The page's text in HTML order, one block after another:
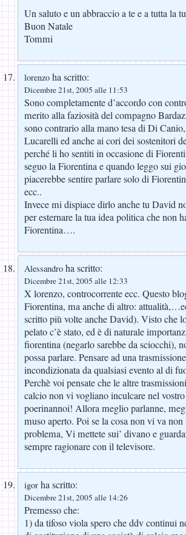
Un saluto e un abbraccio a te e a tutta la
Buon Natale
Tommi
lorenzo ha scritto:
Dicembre 21st, 2005 alle 11:53
Sono completamente d’accordo con
merito alla faziosità del compagno
sono contrario alla mano tesa di Di
Lucarelli ed anche ai cori dei sostenitori
perché li ho sentiti in occasione di
seguo la Fiorentina e quando leggo sui
piacerebbe sentire parlare solo di
ecc..
Invece mi dispiace dirlo anche tu David
per esternare la tua idea politica che non
Fiorentina….
Alessandro ha scritto:
Dicembre 21st, 2005 alle 12:33
X lorenzo, controcorrente ecc. Questo
Fiorentina, ma anche di altro:
scritto più volte anche David). Visto che
pelato c’è stato, ed è di naturale
fiorentina (negarlo sarebbe da sciocchi),
possa parlare. Pensare ad una
incondizionata da qualsiasi evento al di
Perchè voi pensate che le altre
calcio non vi vogliano inculcare nel
poerinannoi! Allora meglio parlanne,
muso aperto. Poi se la cosa non vi va non
problema, Vi mettete sui’ divano e
sempre ragionare con il televisore.
igor ha scritto:
Dicembre 21st, 2005 alle 14:26
Premesso che:
1) da tifoso viola spero che ddv continui